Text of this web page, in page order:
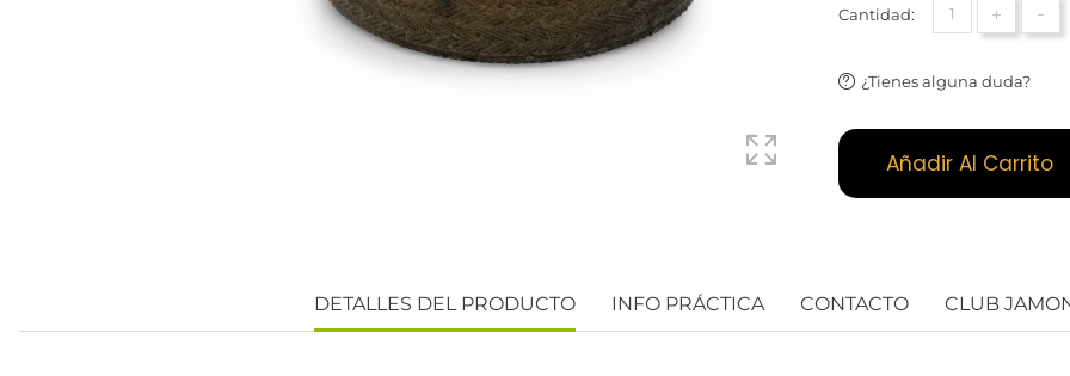
Cantidad: + -
¿Tienes alguna duda?
Añadir Al Carrito
DETALLES DEL PRODUCTO INFO PRÁCTICA CONTACTO CLUB